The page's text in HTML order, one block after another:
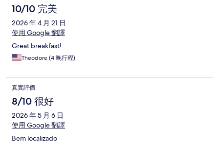
10/10 完美
2026 年 4 月 21 日
使用 Google 翻譯
Great breakfast!
Theodore (4 晚行程)
真實評價
8/10 很好
2026 年 5 月 6 日
使用 Google 翻譯
Bem localizado